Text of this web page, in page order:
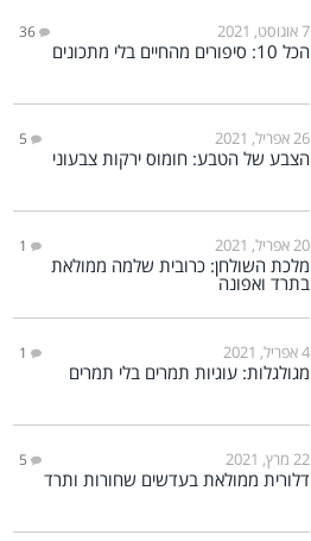
7 אוגוסט, 2021 36
הכל 10: סיפורים מהחיים בלי מתכונים
26 אפריל, 2021 5
הצבע של הטבע: חומוס ירקות צבעוני
20 אפריל, 2021 1
מלכת השולחן: כרובית שלמה ממולאת
בתרד ואפונה
4 אפריל, 2021 1
מגולגלות: עוגיות תמרים בלי תמרים
22 מרץ, 2021 5
דלורית ממולאת בעדשים שחורות ותרד